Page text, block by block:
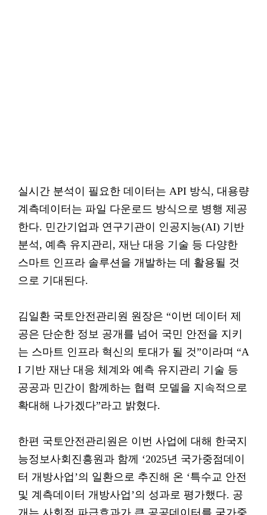
실시간 분석이 필요한 데이터는 API 방식, 대용량
계측데이터는 파일 다운로드 방식으로 병행 제공
한다. 민간기업과 연구기관이 인공지능(AI) 기반
분석, 예측 유지관리, 재난 대응 기술 등 다양한
스마트 인프라 솔루션을 개발하는 데 활용될 것
으로 기대된다.
김일환 국토안전관리원 원장은 “이번 데이터 제
공은 단순한 정보 공개를 넘어 국민 안전을 지키
는 스마트 인프라 혁신의 토대가 될 것”이라며 “A
I 기반 재난 대응 체계와 예측 유지관리 기술 등
공공과 민간이 함께하는 협력 모델을 지속적으로
확대해 나가겠다”라고 밝혔다.
한편 국토안전관리원은 이번 사업에 대해 한국지
능정보사회진흥원과 함께 ‘2025년 국가중점데이
터 개방사업’의 일환으로 추진해 온 ‘특수교 안전
및 계측데이터 개방사업’의 성과로 평가했다. 공
개는 사회적 파급효과가 큰 공공데이터를 국가중